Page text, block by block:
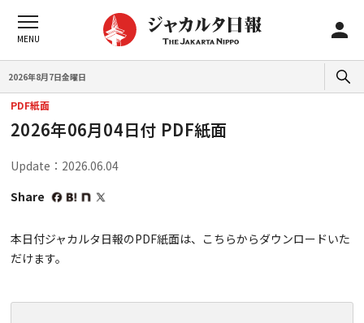
2026年8月7日金曜日
PDF紙面
2026年06月04日付 PDF紙面
Update：2026.06.04
Share
本日付ジャカルタ日報のPDF紙面は、こちらからダウンロードいた
だけます。